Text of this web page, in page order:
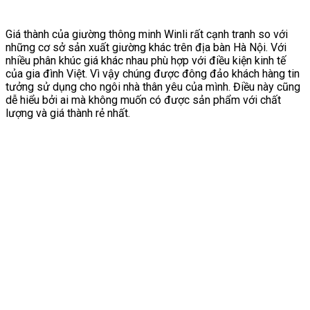
Giá thành của giường thông minh Winli rất cạnh tranh so với
những cơ sở sản xuất giường khác trên địa bàn Hà Nội. Với
nhiều phân khúc giá khác nhau phù hợp với điều kiện kinh tế
của gia đình Việt. Vì vậy chúng được đông đảo khách hàng tin
tưởng sử dụng cho ngôi nhà thân yêu của mình. Điều này cũng
dễ hiểu bởi ai mà không muốn có được sản phẩm với chất
lượng và giá thành rẻ nhất.